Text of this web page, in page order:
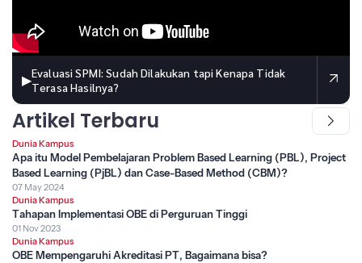
▶Evaluasi SPMI: Sudah Dilakukan tapi Kenapa Tidak
Terasa Hasilnya?
Artikel Terbaru
Dunia Kampus
Apa itu Model Pembelajaran Problem Based Learning (PBL), Project
Based Learning (PjBL) dan Case-Based Method (CBM)?
07 May 2024
Dunia Kampus
Tahapan Implementasi OBE di Perguruan Tinggi
01 Nov 2023
Dunia Kampus
OBE Mempengaruhi Akreditasi PT, Bagaimana bisa?